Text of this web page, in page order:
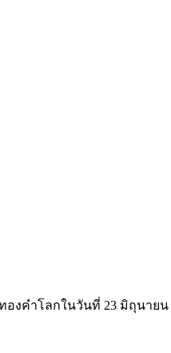
งคำโลกในวันที่ 23 มิถุนาย